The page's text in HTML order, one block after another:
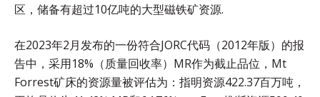
区，储备有超过10亿吨的大型磁铁矿资源.
在2023年2月发布的一份符合JORC代码（2012年版）的报
告中，采用18%（质量回收率）MR作为截止品位，Mt
Forrest矿床的资源量被评估为：指明资源422.37百万吨，